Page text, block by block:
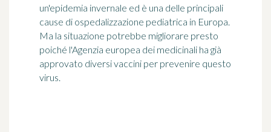
un'epidemia invernale ed è una delle principali
cause di ospedalizzazione pediatrica in Europa.
Ma la situazione potrebbe migliorare presto
poiché l'Agenzia europea dei medicinali ha già
approvato diversi vaccini per prevenire questo
virus.